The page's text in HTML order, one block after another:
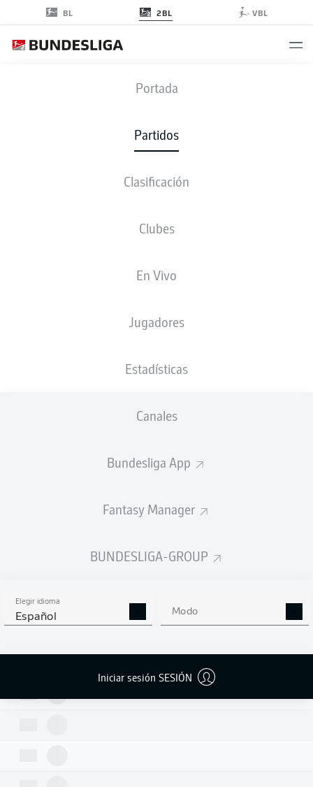
BL 2BL VBL
Portada
Partidos
Clasificación
Clubes
En Vivo
Jugadores
Estadísticas
Canales
Bundesliga App
Fantasy Manager
BUNDESLIGA-GROUP
Elegir idioma
Español Modo
Iniciar sesión SESIÓN
BSC - ULM
2 2
ALINEACIONES ESTADÍSTICAS